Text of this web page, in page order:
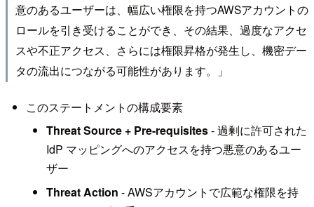
意のあるユーザーは、幅広い権限を持つAWSアカウントの
ロールを引き受けることができ、その結果、過度なアクセ
スや不正アクセス、さらには権限昇格が発生し、機密デー
タの流出につながる可能性があります。」
このステートメントの構成要素
Threat Source + Pre-requisites- 過剰に許可された
IdP マッピングへのアクセスを持つ悪意のあるユー
ザー
Threat Action - AWSアカウントで広範な権限を持